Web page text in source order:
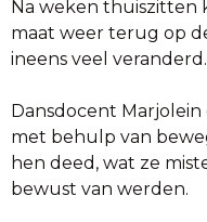
Na weken thuiszitten
maat weer terug op
ineens veel
Dansdocent
met behulp van
hen deed, wat ze
bewust van werden.